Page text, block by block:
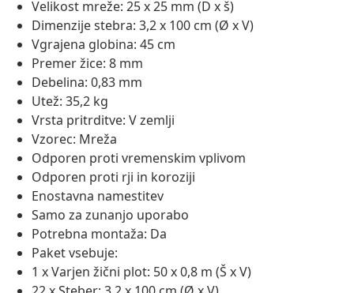
Velikost mreže: 25 x 25 mm (D x š)
Dimenzije stebra: 3,2 x 100 cm (Ø x V)
Vgrajena globina: 45 cm
Premer žice: 8 mm
Debelina: 0,83 mm
Utež: 35,2 kg
Vrsta pritrditve: V zemlji
Vzorec: Mreža
Odporen proti vremenskim vplivom
Odporen proti rji in koroziji
Enostavna namestitev
Samo za zunanjo uporabo
Potrebna montaža: Da
Paket vsebuje:
1 x Varjen žični plot: 50 x 0,8 m (Š x V)